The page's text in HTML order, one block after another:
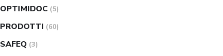
OPTIMIDOC (5)
PRODOTTI (60)
SAFEQ (3)